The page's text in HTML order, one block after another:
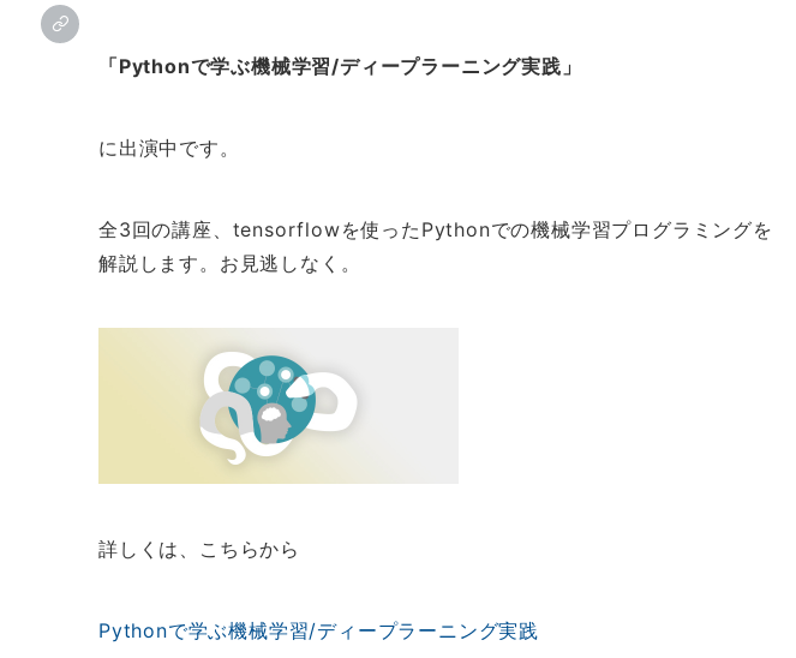
「Pythonで学ぶ機械学習/ディープラーニング実践」
に出演中です。
全3回の講座、tensorflowを使ったPythonでの機械学習プログラミングを
解説します。お見逃しなく。
詳しくは、こちらから
Pythonで学ぶ機械学習/ディープラーニング実践